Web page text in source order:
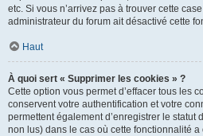
etc. Si vous n’arrivez pas à trouver cette
administrateur du forum ait désactivé cette
Haut
À quoi sert « Supprimer les cookies » ?
Cette option vous permet d’effacer tous les
conservent votre authentification et votre
permettent également d’enregistrer le statut
non lus) dans le cas où cette fonctionnalité